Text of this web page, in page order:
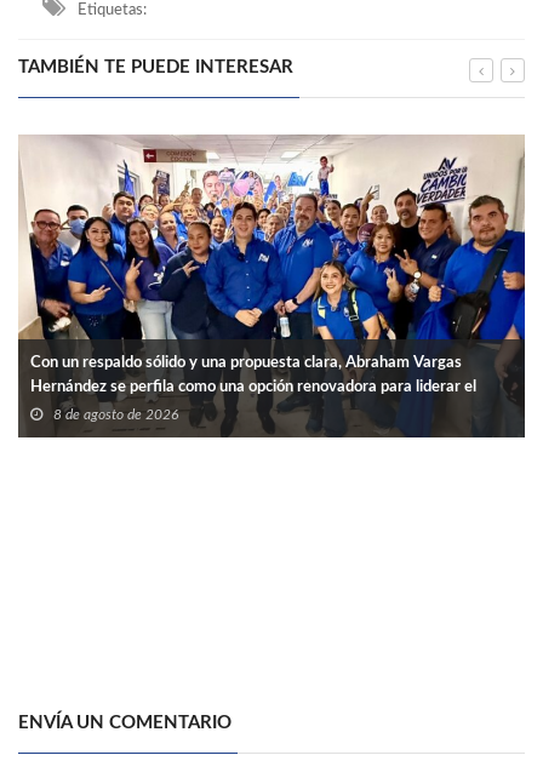
Etiquetas:
TAMBIÉN TE PUEDE INTERESAR
Con un respaldo sólido y una propuesta clara, Abraham Vargas
Hernández se perfila como una opción renovadora para liderar el
SNTISSSTE en Tamaulipas.
8 de agosto de 2026
ENVÍA UN COMENTARIO